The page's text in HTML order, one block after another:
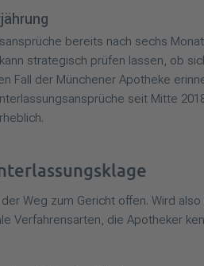
bereits nach sechs
strategisch prüfen lassen, ob
der Münchener Apotheke
seit Mitte
Weg zum Gericht offen. Wird
Verfahrensarten, die Apotheker